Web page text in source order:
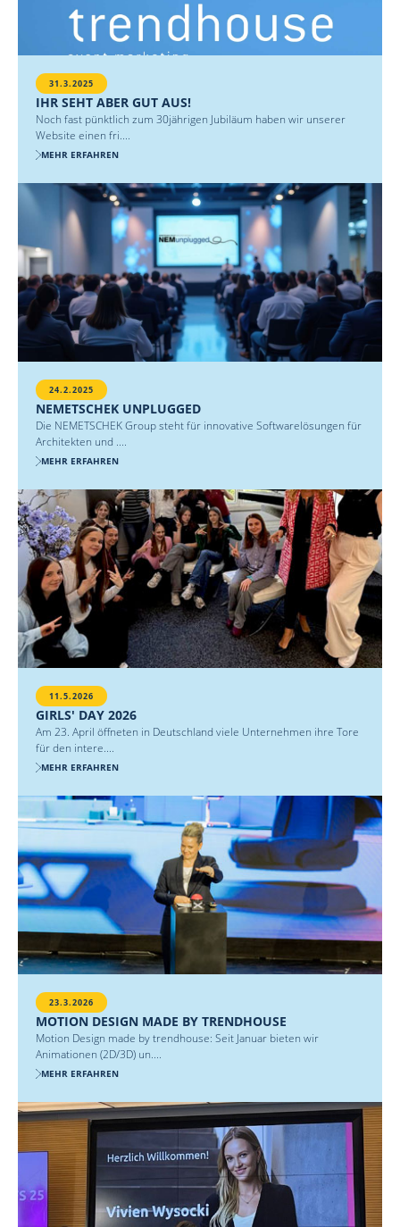
31.3.2025
IHR SEHT ABER GUT AUS!
Noch fast pünktlich zum 30jährigen Jubiläum haben wir unserer
Website einen fri....
MEHR ERFAHREN
24.2.2025
NEMETSCHEK UNPLUGGED
Die NEMETSCHEK Group steht für innovative Softwarelösungen für
Architekten und ....
MEHR ERFAHREN
11.5.2026
GIRLS' DAY 2026
Am 23. April öffneten in Deutschland viele Unternehmen ihre Tore
für den intere....
MEHR ERFAHREN
23.3.2026
MOTION DESIGN MADE BY TRENDHOUSE
Motion Design made by trendhouse: Seit Januar bieten wir
Animationen (2D/3D) un....
MEHR ERFAHREN